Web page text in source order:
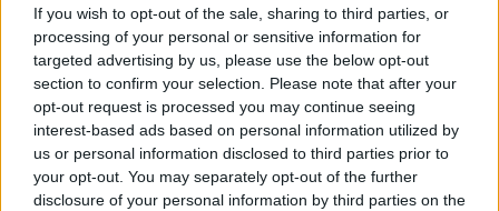
If you wish to opt-out of the sale, sharing to third parties, or
processing of your personal or sensitive information for
targeted advertising by us, please use the below opt-out
section to confirm your selection. Please note that after your
opt-out request is processed you may continue seeing
interest-based ads based on personal information utilized by
us or personal information disclosed to third parties prior to
your opt-out. You may separately opt-out of the further
disclosure of your personal information by third parties on the